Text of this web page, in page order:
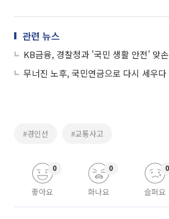
관련 뉴스
무너진 노후, 국민연금으로 다시 세우다
#경인선 #교통사고
좋아요
0
화나요
0
슬퍼요
0